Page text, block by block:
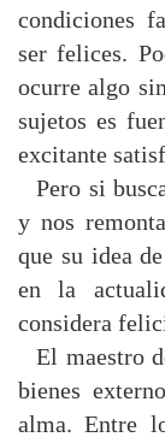
condiciones
ser felices.
ocurre algo
sujetos es
excitante
Pero si
y nos
que su idea
en la
considera
El maestro
bienes
alma. Entre